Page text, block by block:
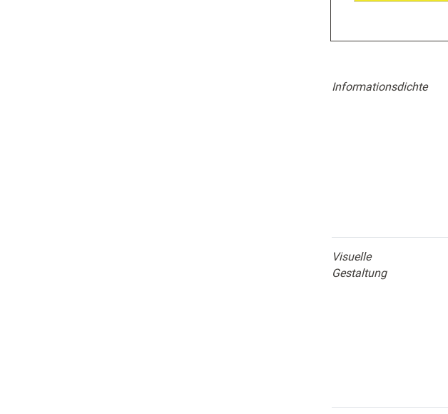
Informationsdichte
Visuelle
Gestaltung